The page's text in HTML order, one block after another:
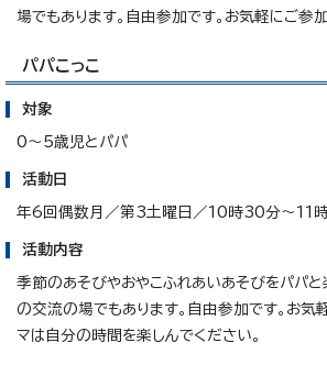
場でもあります。自由参加です。お気軽にご参
パパこっこ
対象
0～5歳児とパパ
活動日
年6回偶数月／第3土曜日／10時30分～11
活動内容
季節のあそびやおやこふれあいあそびをパパと
の交流の場でもあります。自由参加です。お気
マは自分の時間を楽しんでください。